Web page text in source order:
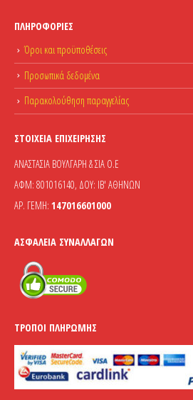
ΠΛΗΡΟΦΟΡΊΕΣ
Όροι και προϋποθέσεις
Προσωπικά δεδομένα
Παρακολούθηση παραγγελίας
ΣΤΟΙΧΕΊΑ ΕΠΙΧΕΊΡΗΣΗΣ
ΑΝΑΣΤΑΣΙΑ ΒΟΥΛΓΑΡΗ & ΣΙΑ Ο.Ε
ΑΦΜ: 801016140, ΔΟΥ: ΙΒ' ΑΘΗΝΩΝ
ΑΡ. ΓΕΜΗ: 147016601000
ΑΣΦΆΛΕΙΑ ΣΥΝΑΛΛΑΓΏΝ
ΤΡΌΠΟΙ ΠΛΗΡΩΜΉΣ